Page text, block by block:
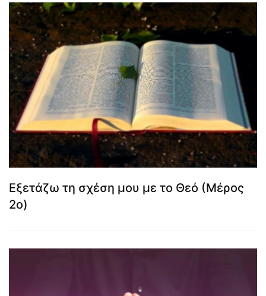
Εξετάζω τη σχέση μου με το Θεό (Μέρος
2ο)